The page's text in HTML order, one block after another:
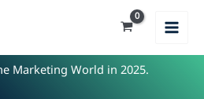
Marketing World in 2025.